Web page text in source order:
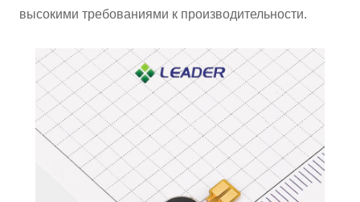
высокими требованиями к производительности.